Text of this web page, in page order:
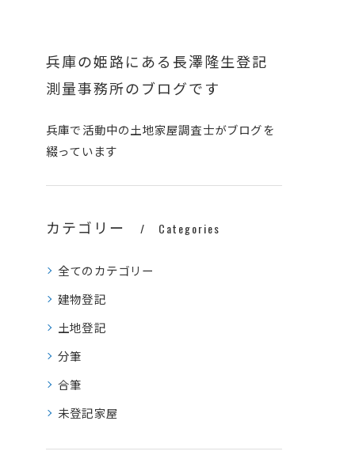
兵庫の姫路にある長澤隆生登記
測量事務所のブログです
兵庫で活動中の土地家屋調査士がブログを
綴っています
カテゴリー Categories
全てのカテゴリー
建物登記
土地登記
分筆
合筆
未登記家屋